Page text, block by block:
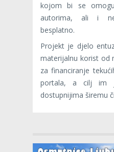
kojom bi se
autorima, ali i
besplatno.
Projekt je djelo
materijalnu korist od
za financiranje
portala, a cilj im
dostupnijima širemu